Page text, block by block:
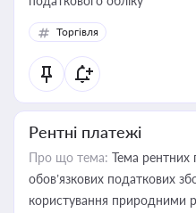
Торгівля
Рентні платежі
Про що тема: Тема рентних
обов’язкових податкових
користування